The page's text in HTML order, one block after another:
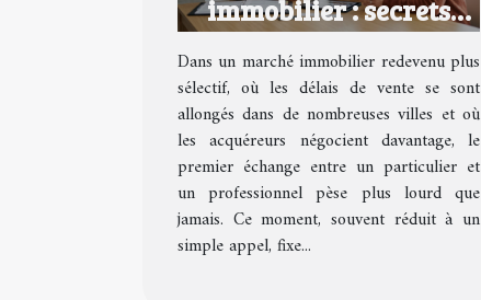
immobilier : secrets
d’une relation qui
fonctionne
Dans un marché immobilier redevenu plus
sélectif, où les délais de vente se sont
allongés dans de nombreuses villes et où
les acquéreurs négocient davantage, le
premier échange entre un particulier et
un professionnel pèse plus lourd que
jamais. Ce moment, souvent réduit à un
simple appel, fixe...